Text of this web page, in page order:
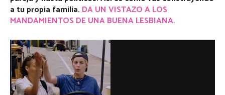
a tu propia familia. DA UN VISTAZO A LOS
MANDAMIENTOS DE UNA BUENA LESBIANA.